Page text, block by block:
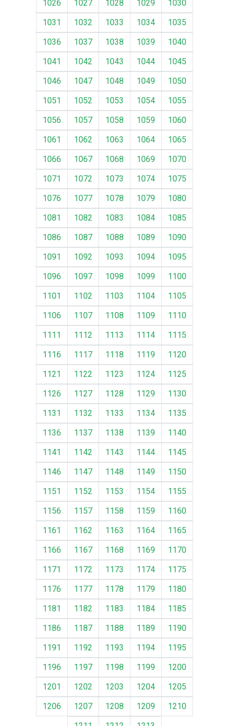
1026
1027 1028 1029
1030
1031
1032 1033 1034
1035
1036
1037 1038 1039
1040
1041
1042 1043 1044
1045
1046
1047 1048 1049
1050
1051
1052 1053 1054
1055
1056
1057 1058 1059
1060
1061
1062 1063 1064
1065
1066
1067 1068 1069
1070
1071
1072 1073 1074
1075
1076
1077 1078 1079
1080
1081
1082 1083 1084
1085
1086
1087 1088 1089
1090
1091
1092 1093 1094
1095
1096
1097 1098 1099
1100
1101
1102 1103 1104
1105
1106
1107 1108 1109
1110
1111
1112 1113 1114
1115
1116
1117 1118 1119
1120
1121
1122 1123 1124
1125
1126
1127 1128 1129
1130
1131
1132 1133 1134
1135
1136
1137 1138 1139
1140
1141
1142 1143 1144
1145
1146
1147 1148 1149
1150
1151
1152 1153 1154
1155
1156
1157 1158 1159
1160
1161
1162 1163 1164
1165
1166
1167 1168 1169
1170
1171
1172 1173 1174
1175
1176
1177 1178 1179
1180
1181
1182 1183 1184
1185
1186
1187 1188 1189
1190
1191
1192 1193 1194
1195
1196
1197 1198 1199
1200
1201
1202 1203 1204
1205
1206
1207 1208 1209
1210